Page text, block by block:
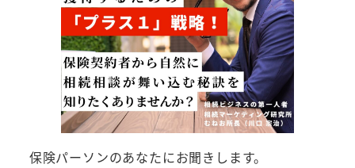
保険パーソンのあなたにお聞きします。